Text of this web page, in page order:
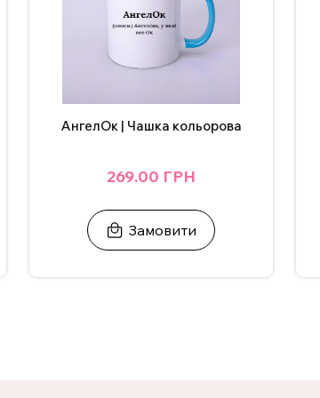
АнгелОк | Чашка кольорова
269.00 ГРН
Замовити